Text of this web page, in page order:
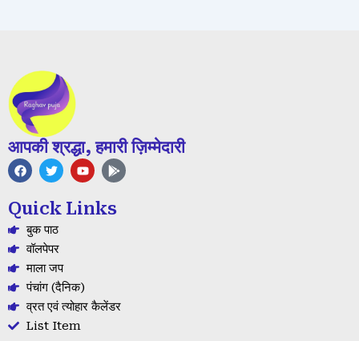
आपकी श्रद्धा, हमारी ज़िम्मेदारी
F
a
c
e
b
o
k
T
w
i
t
t
e
r
Y
o
u
t
u
G
o
o
l
Quick Links
बुक पाठ
वॉलपेपर
माला जप
पंचांग (दैनिक)
व्रत एवं त्योहार कैलेंडर
List Item